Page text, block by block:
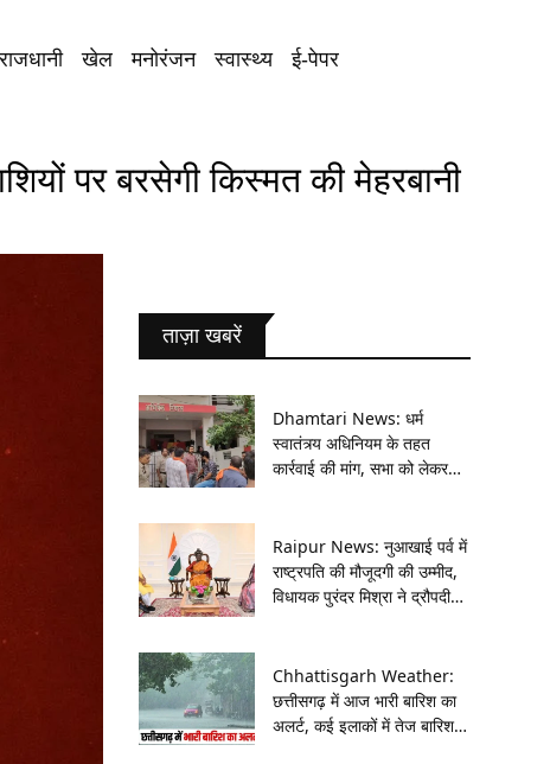
खेल मनोरंजन स्वास्थ्य ई-पेपर
पर बरसेगी किस्मत की मेहरबानी
ताज़ा खबरें
Dhamtari News: धर्म
स्वातंत्र्य अधिनियम के तहत
कार्रवाई की मांग, सभा को लेकर
Raipur News: नुआखाई पर्व में
राष्ट्रपति की मौजूदगी की उम्मीद,
विधायक पुरंदर मिश्रा ने द्रौपदी
Chhattisgarh Weather:
छत्तीसगढ़ में आज भारी बारिश का
अलर्ट, कई इलाकों में तेज बारिश